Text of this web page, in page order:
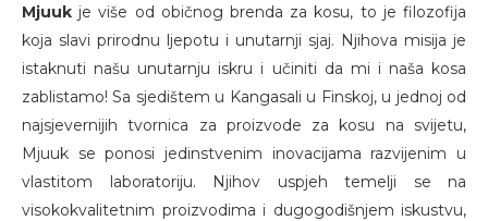
Mjuuk je više od običnog brenda za kosu, to je filozofija
koja slavi prirodnu ljepotu i unutarnji sjaj. Njihova misija je
istaknuti našu unutarnju iskru i učiniti da mi i naša kosa
zablistamo! Sa sjedištem u Kangasali u Finskoj, u jednoj od
najsjevernijih tvornica za proizvode za kosu na svijetu,
Mjuuk se ponosi jedinstvenim inovacijama razvijenim u
vlastitom laboratoriju. Njihov uspjeh temelji se na
visokokvalitetnim proizvodima i dugogodišnjem iskustvu,